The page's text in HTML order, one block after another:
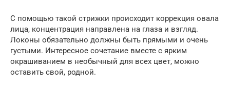
С помощью такой стрижки происходит коррекция овала
лица, концентрация направлена на глаза и взгляд.
Локоны обязательно должны быть прямыми и очень
густыми. Интересное сочетание вместе с ярким
окрашиванием в необычный для всех цвет, можно
оставить свой, родной.